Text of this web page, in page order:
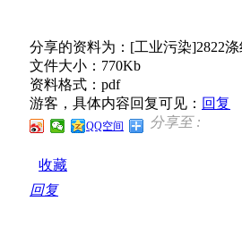
分享的资料为：[工业污染]2822
文件大小：770Kb
资料格式：pdf
游客，具体内容回复可见： 回复
分享至 :
QQ空间
收藏
回复